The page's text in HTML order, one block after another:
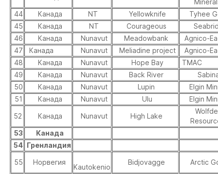
44
Канада NT Yellowknife
Tyhee
45
Канада NT Courageous
46
Канада Nunavut Meadowbank
Agnico-
47
Канада Nunavut Meliadine project
Agnico-
48
Канада Nunavut Hope Bay
TMAС
49
Канада Nunavut Back River
50
Канада Nunavut Lupin
Elgin
51
Канада Nunavut Ulu Elgin
52 Канада Nunavut High Lake
53
Канада
54 Гренландия
55 Норвегия
Kautokenio
Bidjovagge Arctic